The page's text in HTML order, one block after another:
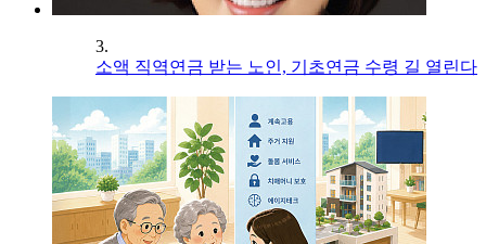
3.
소액 직역연금 받는 노인, 기초연금 수령 길 열린다